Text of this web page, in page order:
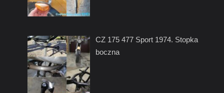
CZ 175 477 Sport 1974. Stopka
boczna